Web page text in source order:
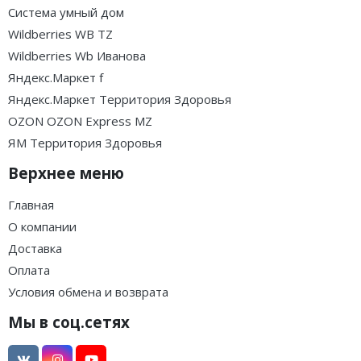
Система умный дом
Wildberries WB TZ
Wildberries Wb Иванова
Яндекс.Маркет f
Яндекс.Маркет Территория Здоровья
OZON OZON Express MZ
ЯМ Территория Здоровья
Верхнее меню
Главная
О компании
Доставка
Оплата
Условия обмена и возврата
Мы в соц.сетях